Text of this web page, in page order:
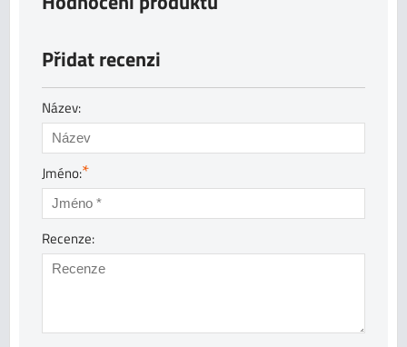
Přidat recenzi
Název:
Jméno:*
Recenze: